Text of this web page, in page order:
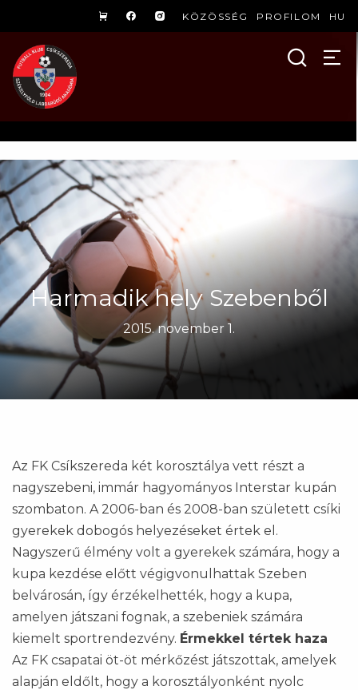
KÖZÖSSÉG PROFILOM HU
Harmadik hely Szebenből
2015. november 1.
Az FK Csíkszereda két korosztálya vett részt a
nagyszebeni, immár hagyományos Interstar kupán
szombaton. A 2006-ban és 2008-ban született csíki
gyerekek dobogós helyezéseket értek el.
Nagyszerű élmény volt a gyerekek számára, hogy a
kupa kezdése előtt végigvonulhattak Szeben
belvárosán, így érzékelhették, hogy a kupa,
amelyen játszani fognak, a szebeniek számára
kiemelt sportrendezvény. Érmekkel tértek haza
Az FK csapatai öt-öt mérkőzést játszottak, amelyek
alapján eldőlt, hogy a korosztályonként nyolc